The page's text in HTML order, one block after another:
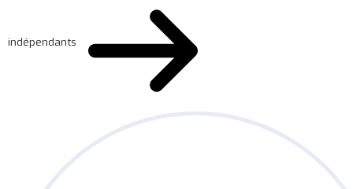
indépendants